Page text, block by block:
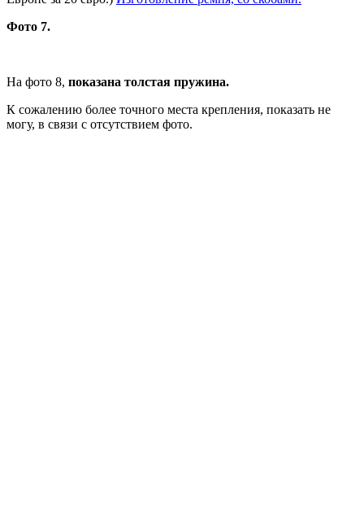
Фото 7.
На фото 8, показана толстая пружина.
К сожалению более точного места крепления, показать не
могу, в связи с отсутствием фото.